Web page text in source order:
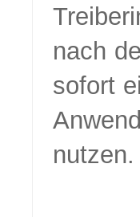
nach
sofort
nutzen.